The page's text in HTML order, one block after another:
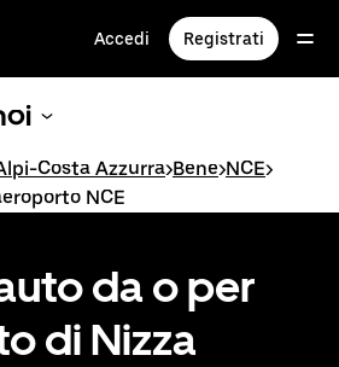
Accedi Registrati
Costa Azzurra>Bene>NCE>
NCE
da o per
di Nizza